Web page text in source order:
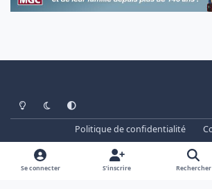
Light ModeDark ModeSystem Preference
Politique de confidentialité
www.cheminots.net - Forum Libre
Powered by
Invision
Se connecter S’inscrire Rechercher